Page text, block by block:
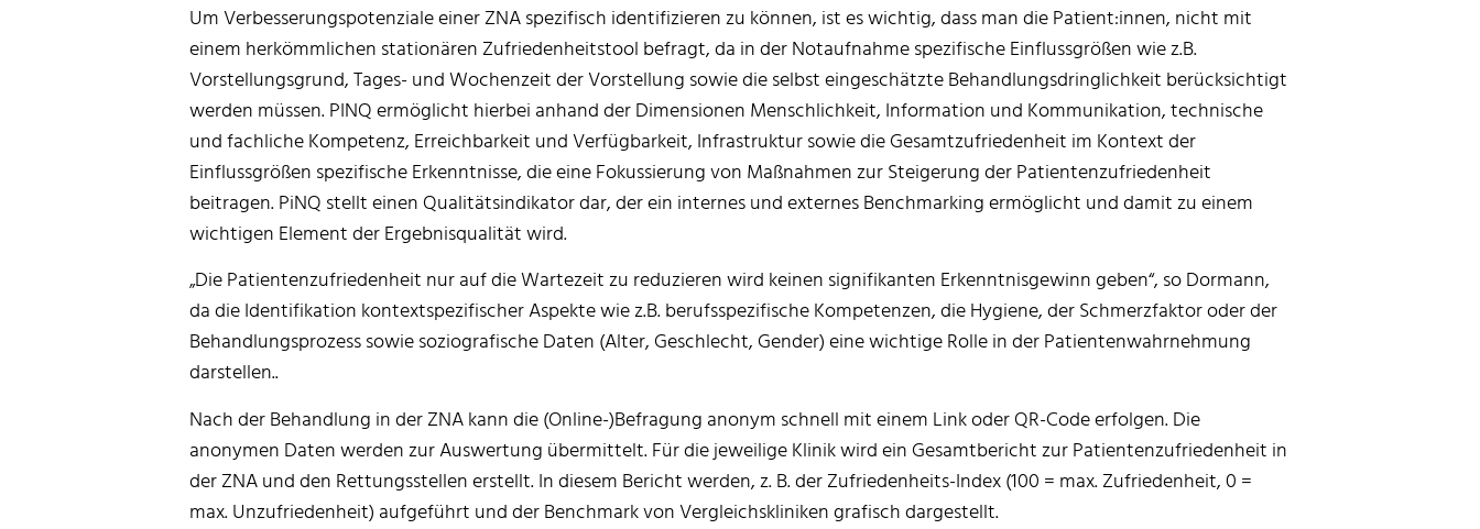
Um Verbesserungspotenziale einer ZNA spezifisch identifizieren zu können, ist es wichtig, dass man die Patient:innen, nicht mit
einem herkömmlichen stationären Zufriedenheitstool befragt, da in der Notaufnahme spezifische Einflussgrößen wie z.B.
Vorstellungsgrund, Tages- und Wochenzeit der Vorstellung sowie die selbst eingeschätzte Behandlungsdringlichkeit berücksichtigt
werden müssen. PINQ ermöglicht hierbei anhand der Dimensionen Menschlichkeit, Information und Kommunikation, technische
und fachliche Kompetenz, Erreichbarkeit und Verfügbarkeit, Infrastruktur sowie die Gesamtzufriedenheit im Kontext der
Einflussgrößen spezifische Erkenntnisse, die eine Fokussierung von Maßnahmen zur Steigerung der Patientenzufriedenheit
beitragen. PiNQ stellt einen Qualitätsindikator dar, der ein internes und externes Benchmarking ermöglicht und damit zu einem
wichtigen Element der Ergebnisqualität wird.
„Die Patientenzufriedenheit nur auf die Wartezeit zu reduzieren wird keinen signifikanten Erkenntnisgewinn geben“, so Dormann,
da die Identifikation kontextspezifischer Aspekte wie z.B. berufsspezifische Kompetenzen, die Hygiene, der Schmerzfaktor oder der
Behandlungsprozess sowie soziografische Daten (Alter, Geschlecht, Gender) eine wichtige Rolle in der Patientenwahrnehmung
darstellen..
Nach der Behandlung in der ZNA kann die (Online-)Befragung anonym schnell mit einem Link oder QR-Code erfolgen. Die
anonymen Daten werden zur Auswertung übermittelt. Für die jeweilige Klinik wird ein Gesamtbericht zur Patientenzufriedenheit in
der ZNA und den Rettungsstellen erstellt. In diesem Bericht werden, z. B. der Zufriedenheits-Index (100 = max. Zufriedenheit, 0 =
max. Unzufriedenheit) aufgeführt und der Benchmark von Vergleichskliniken grafisch dargestellt.